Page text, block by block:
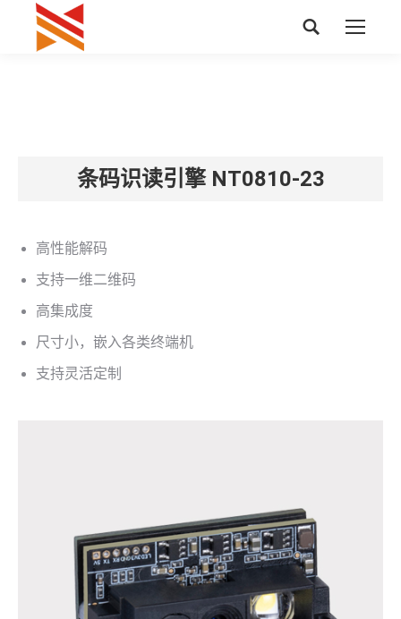
搜
条码识读引擎 NT0810-23
高性能解码
支持一维二维码
高集成度
尺寸小，嵌入各类终端机
支持灵活定制